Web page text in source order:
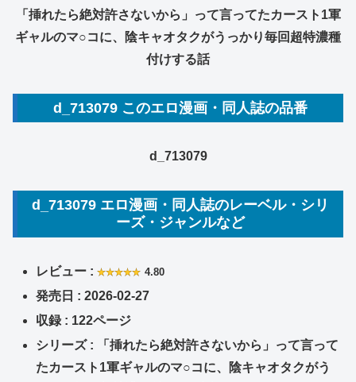
「挿れたら絶対許さないから」って言ってたカースト1軍
ギャルのマ○コに、陰キャオタクがうっかり毎回超特濃種
付けする話
d_713079 このエロ漫画・同人誌の品番
d_713079
d_713079 エロ漫画・同人誌のレーベル・シリ
ーズ・ジャンルなど
レビュー : 4.80
発売日 : 2026-02-27
収録 : 122ページ
シリーズ : 「挿れたら絶対許さないから」って言って
たカースト1軍ギャルのマ○コに、陰キャオタクがう